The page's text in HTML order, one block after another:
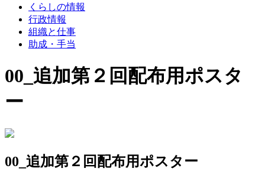
くらしの情報
行政情報
組織と仕事
助成・手当
00_追加第２回配布用ポスタ
ー
00_追加第２回配布用ポスター